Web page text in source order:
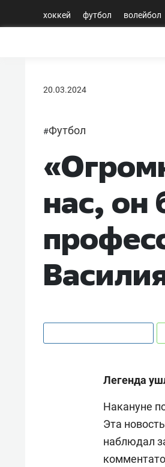
хоккей футбол волейбол
20.03.2024
#Футбол
нас, он
Легенда
Накануне
Эта
наблюдал